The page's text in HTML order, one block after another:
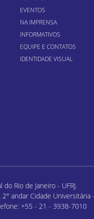
EVENTOS
NA IMPRENSA
INFORMATIVOS
EQUIPE E CONTATOS
IDENTIDADE VISUAL
Rio de Janeiro - UFRJ.
andar Cidade Universitária
+55 - 21 - 3938-7010